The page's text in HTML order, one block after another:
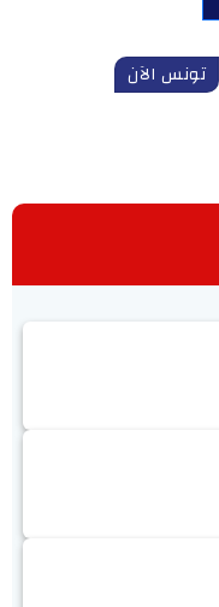
تونس الآن